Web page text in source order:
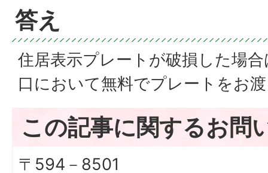
答え
住居表示プレートが破損した場
口において無料でプレートをお
この記事に関するお問
〒594－8501